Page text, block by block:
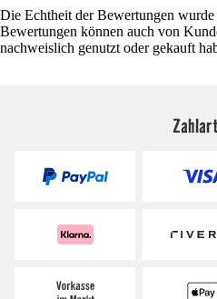
Die Echtheit der Bewertungen
Bewertungen können auch von
nachweislich genutzt oder gekauft